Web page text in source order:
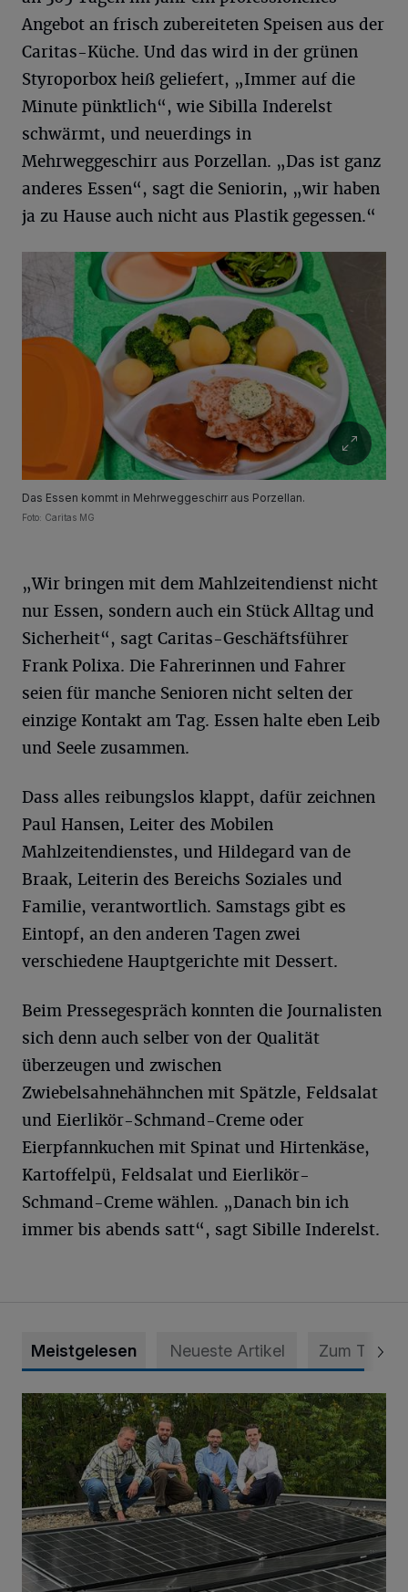
Angebot an frisch zubereiteten Speisen aus der
Caritas-Küche. Und das wird in der grünen
Styroporbox heiß geliefert, „Immer auf die
Minute pünktlich“, wie Sibilla Inderelst
schwärmt, und neuerdings in
Mehrweggeschirr aus Porzellan. „Das ist ganz
anderes Essen“, sagt die Seniorin, „wir haben
ja zu Hause auch nicht aus Plastik gegessen.“
Das Essen kommt in Mehrweggeschirr aus Porzellan.
Foto: Caritas MG
„Wir bringen mit dem Mahlzeitendienst nicht
nur Essen, sondern auch ein Stück Alltag und
Sicherheit“, sagt Caritas-Geschäftsführer
Frank Polixa. Die Fahrerinnen und Fahrer
seien für manche Senioren nicht selten der
einzige Kontakt am Tag. Essen halte eben Leib
und Seele zusammen.
Dass alles reibungslos klappt, dafür zeichnen
Paul Hansen, Leiter des Mobilen
Mahlzeitendienstes, und Hildegard van de
Braak, Leiterin des Bereichs Soziales und
Familie, verantwortlich. Samstags gibt es
Eintopf, an den anderen Tagen zwei
verschiedene Hauptgerichte mit Dessert.
Beim Pressegespräch konnten die Journalisten
sich denn auch selber von der Qualität
überzeugen und zwischen
Zwiebelsahnehähnchen mit Spätzle, Feldsalat
und Eierlikör-Schmand-Creme oder
Eierpfannkuchen mit Spinat und Hirtenkäse,
Kartoffelpü, Feldsalat und Eierlikör-
Schmand-Creme wählen. „Danach bin ich
immer bis abends satt“, sagt Sibille Inderelst.
Meistgelesen Neueste Artikel Zum Thema
Nächster Schritt zu mehr Selbstversorgung